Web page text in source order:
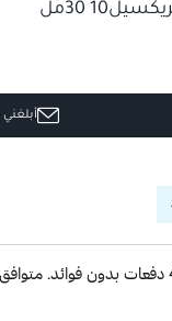
أبلغني